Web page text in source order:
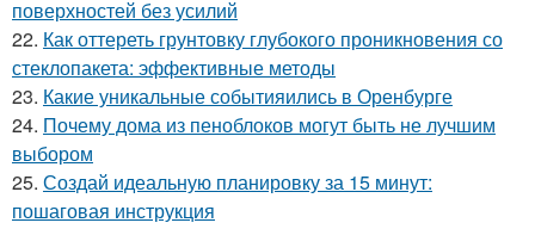
поверхностей без усилий
22. Как оттереть грунтовку глубокого проникновения со
стеклопакета: эффективные методы
23. Какие уникальные событияились в Оренбурге
24. Почему дома из пеноблоков могут быть не лучшим
выбором
25. Создай идеальную планировку за 15 минут:
пошаговая инструкция